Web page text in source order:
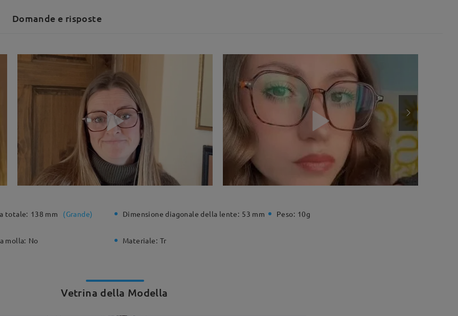
Domande e risposte
totale: 138 mm (Grande) Dimensione diagonale della lente: 53 mm Peso: 10g
molla: No Materiale: Tr
Vetrina della Modella